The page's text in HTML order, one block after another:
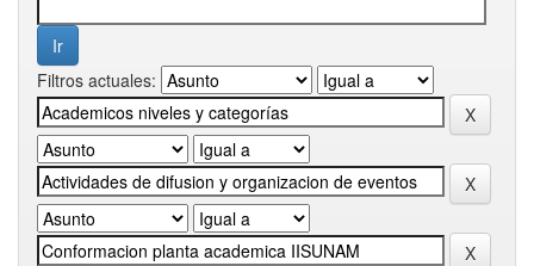
Filtros actuales: